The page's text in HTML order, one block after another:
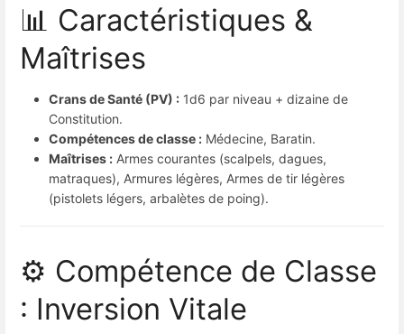
📊 Caractéristiques &
Maîtrises
Crans de Santé (PV) : 1d6 par niveau + dizaine de
Constitution.
Compétences de classe : Médecine, Baratin.
Maîtrises : Armes courantes (scalpels, dagues,
matraques), Armures légères, Armes de tir légères
(pistolets légers, arbalètes de poing).
⚙️ Compétence de Classe
: Inversion Vitale